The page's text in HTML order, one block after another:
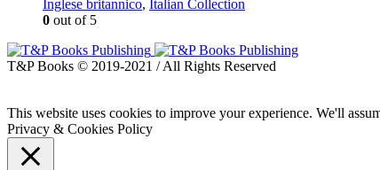
Inglese britannico, Italian Collection
0 out of 5
T&P Books © 2019-2021 / All Rights Reserved
This website uses cookies to improve your experience. We'll
Privacy & Cookies Policy